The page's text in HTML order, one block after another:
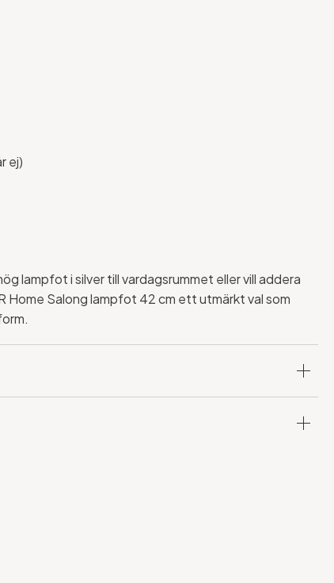
ej)
lampfot i silver till vardagsrummet eller vill addera
Home Salong lampfot 42 cm ett utmärkt val som